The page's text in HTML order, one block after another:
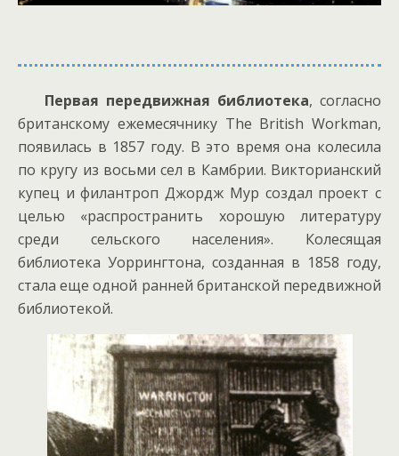
Первая передвижная библиотека, согласно
британскому ежемесячнику The British Workman,
появилась в 1857 году. В это время она колесила
по кругу из восьми сел в Камбрии. Викторианский
купец и филантроп Джордж Мур создал проект с
целью «распространить хорошую литературу
среди сельского населения». Колесящая
библиотека Уоррингтона, созданная в 1858 году,
стала еще одной ранней британской передвижной
библиотекой.